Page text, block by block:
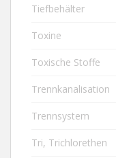
Tiefbehälter
Toxine
Toxische Stoffe
Trennkanalisation
Trennsystem
Tri, Trichlorethen